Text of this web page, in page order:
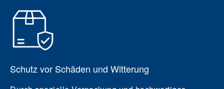
Schutz vor Schäden und Witterung